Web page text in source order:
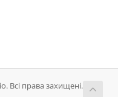
Всі права захищені.